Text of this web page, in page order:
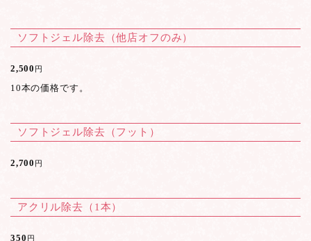
ソフトジェル除去（他店オフのみ）
2,500 円
10本の価格です。
ソフトジェル除去（フット）
2,700 円
アクリル除去（1本）
350 円